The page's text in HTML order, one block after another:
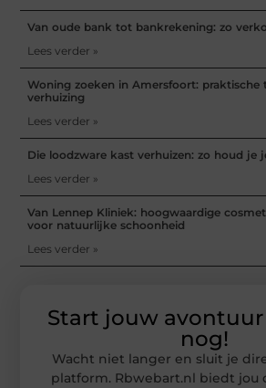
Van oude bank tot bankrekening: zo
Lees verder »
Woning zoeken in Amersfoort:
verhuizing
Lees verder »
Die loodzware kast verhuizen: zo houd je
Lees verder »
Van Lennep Kliniek: hoogwaardige
voor natuurlijke schoonheid
Lees verder »
Start jouw avontuur
nog!
Wacht niet langer en sluit je
platform. Rbwebart.nl biedt jou